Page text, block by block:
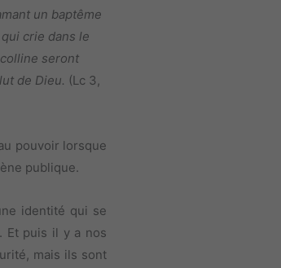
un baptême
crie dans le
seront
de Dieu. (Lc 3,
pouvoir lorsque
publique.
identité qui se
Et puis il y a nos
mais ils sont